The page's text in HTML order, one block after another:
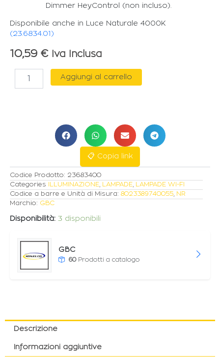
Dimmer HeyControl (non incluso).
Disponibile anche in Luce Naturale 4000K
(23.6834.01)
10,59 € Iva Inclusa
BULB
LUCE
CALDA
quantità
Aggiungi al carrello
📋 Copia link
Codice Prodotto: 23683400
Categories
ILLUMINAZIONE, LAMPADE, LAMPADE WI-FI
Codice a barre e Unità di Misura: 8023389740055, NR
Marchio: GBC
Disponibilità: 3 disponibili
GBC
60 Prodotti a catalogo
Descrizione
Informazioni aggiuntive